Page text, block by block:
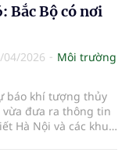
Bắc Bộ có nơi
04/2026
Môi trường
báo khí tượng thủy
vừa đưa ra thông tin
Hà Nội và các khu